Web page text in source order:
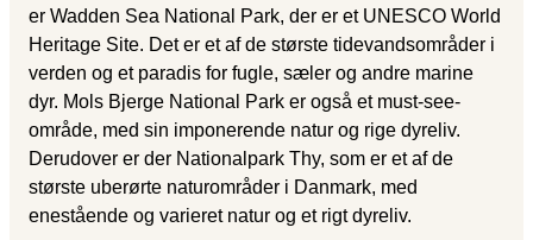
er Wadden Sea National Park, der er et UNESCO World
Heritage Site. Det er et af de største tidevandsområder i
verden og et paradis for fugle, sæler og andre marine
dyr. Mols Bjerge National Park er også et must-see-
område, med sin imponerende natur og rige dyreliv.
Derudover er der Nationalpark Thy, som er et af de
største uberørte naturområder i Danmark, med
enestående og varieret natur og et rigt dyreliv.